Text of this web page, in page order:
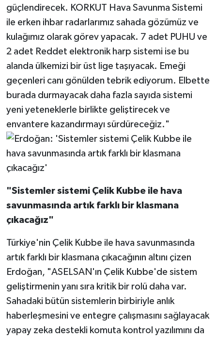
güçlendirecek. KORKUT Hava Savunma Sistemi
ile erken ihbar radarlarımız sahada gözümüz ve
kulağımız olarak görev yapacak. 7 adet PUHU ve
2 adet Reddet elektronik harp sistemi ise bu
alanda ülkemizi bir üst lige taşıyacak. Emeği
geçenleri canı gönülden tebrik ediyorum. Elbette
burada durmayacak daha fazla sayıda sistemi
yeni yeteneklerle birlikte geliştirecek ve
envantere kazandırmayı sürdüreceğiz."
"Sistemler sistemi Çelik Kubbe ile hava
savunmasında artık farklı bir klasmana
çıkacağız"
Türkiye'nin Çelik Kubbe ile hava savunmasında
artık farklı bir klasmana çıkacağının altını çizen
Erdoğan, "ASELSAN'ın Çelik Kubbe'de sistem
geliştirmenin yanı sıra kritik bir rolü daha var.
Sahadaki bütün sistemlerin birbiriyle anlık
haberleşmesini ve entegre çalışmasını sağlayacak
yapay zeka destekli komuta kontrol yazılımını da